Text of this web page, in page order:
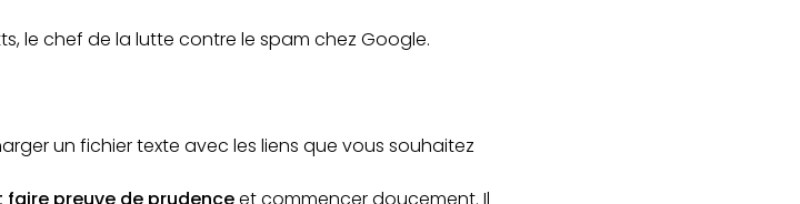
le chef de la lutte contre le spam chez Google.
un fichier texte avec les liens que vous souhaitez
faire preuve de prudenceet commencer doucement. Il